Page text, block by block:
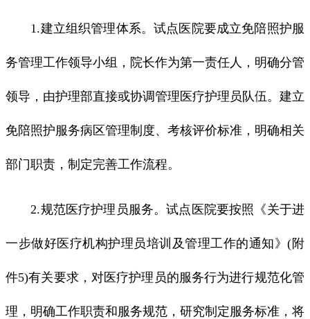
1.建立组织管理体系。试点医院要成立免陪照护服
务管理工作领导小组，院长作为第一责任人，明确分管
领导，由护理部直接或协调管理医疗护理员队伍。建立
免陪照护服务病区管理制度、考核评价标准，明确相关
部门职责，制定完善工作流程。
2.规范医疗护理员服务。试点医院要按照《关于进
一步做好医疗机构护理员培训及管理工作的通知》(附
件5)有关要求，对医疗护理员的服务行为进行规范化管
理，明确工作职责和服务规范，研究制定服务标准，将